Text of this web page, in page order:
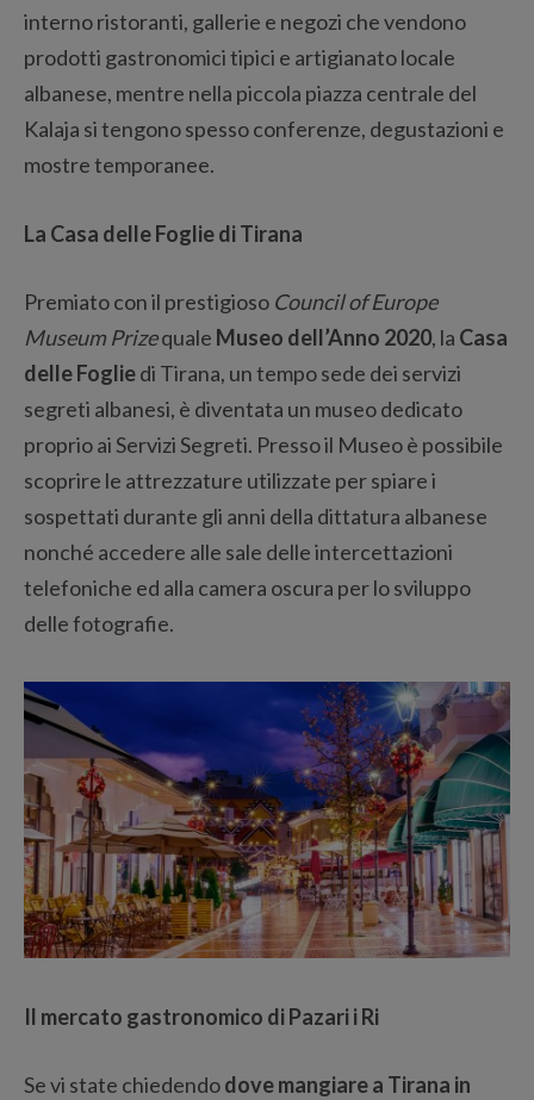
interno ristoranti, gallerie e negozi che vendono
prodotti gastronomici tipici e artigianato locale
albanese, mentre nella piccola piazza centrale del
Kalaja si tengono spesso conferenze, degustazioni e
mostre temporanee.
La Casa delle Foglie di Tirana
Premiato con il prestigioso Council of Europe
Museum Prizequale Museo dell’Anno 2020, la Casa
delle Fogliedi Tirana, un tempo sede dei servizi
segreti albanesi, è diventata un museo dedicato
proprio ai Servizi Segreti. Presso il Museo è possibile
scoprire le attrezzature utilizzate per spiare i
sospettati durante gli anni della dittatura albanese
nonché accedere alle sale delle intercettazioni
telefoniche ed alla camera oscura per lo sviluppo
delle fotografie.
Il mercato gastronomico di Pazari i Ri
Se vi state chiedendodove mangiare a Tirana in